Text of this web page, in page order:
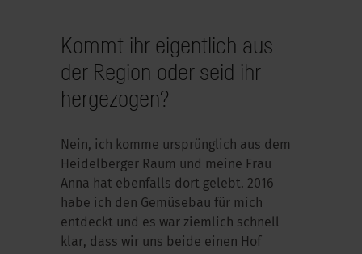
Kommt ihr eigentlich aus
der Region oder seid ihr
hergezogen?
Nein, ich komme ursprünglich aus dem
Heidelberger Raum und meine Frau
Anna hat ebenfalls dort gelebt. 2016
habe ich den Gemüsebau für mich
entdeckt und es war ziemlich schnell
klar, dass wir uns beide einen Hof